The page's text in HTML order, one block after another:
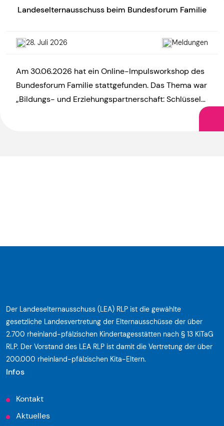
Landeselternausschuss beim Bundesforum Familie
28. Juli 2026 Meldungen
Am 30.06.2026 hat ein Online-Impulsworkshop des
Bundesforum Familie stattgefunden. Das Thema war
„Bildungs- und Erziehungspartnerschaft: Schlüssel
Der Landeselternausschuss (LEA) RLP ist die gewählte
gesetzliche Landesvertretung der Elternausschüsse der über
2.700 rheinland-pfälzischen Kindertagesstätten nach § 13 KiTaG
RLP. Der Vorstand des LEA RLP ist damit die Vertretung der über
200.000 rheinland-pfälzischen Kita-Eltern.
Infos
Kontakt
Aktuelles